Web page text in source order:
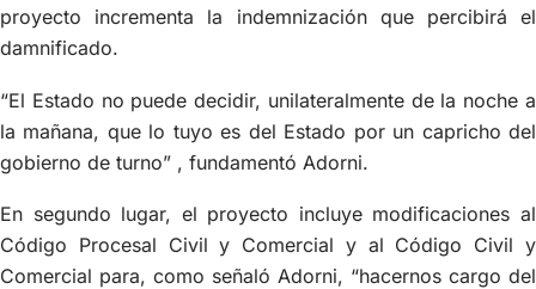
proyecto incrementa la indemnización que percibirá el
damnificado.
“El Estado no puede decidir, unilateralmente de la noche a
la mañana, que lo tuyo es del Estado por un capricho del
gobierno de turno” , fundamentó Adorni.
En segundo lugar, el proyecto incluye modificaciones al
Código Procesal Civil y Comercial y al Código Civil y
Comercial para, como señaló Adorni, “hacernos cargo del